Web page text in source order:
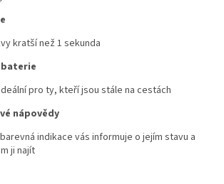
kratší než 1 sekunda
pro ty, kteří jsou stále na cestách
nápovědy
indikace vás informuje o jejím stavu a
ji najít